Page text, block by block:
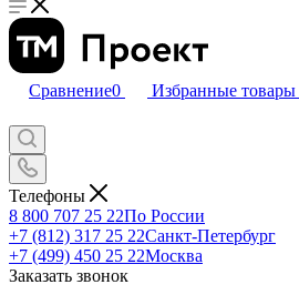
Сравнение0 Избранные товары
Телефоны
8 800 707 25 22По России
+7 (812) 317 25 22Санкт-Петербург
+7 (499) 450 25 22Москва
Заказать звонок